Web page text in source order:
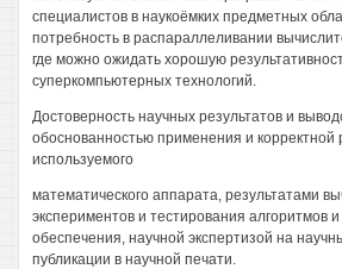
специалистов в наукоёмких предметных
потребность в распараллеливании
где можно ожидать хорошую
суперкомпьютерных технологий.
Достоверность научных результатов и
обоснованностью применения и корректной
используемого
математического аппарата, результатами
экспериментов и тестирования алгоритмов
обеспечения, научной экспертизой на
публикации в научной печати.